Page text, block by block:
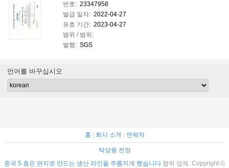
번호: 23347958
발급 일자: 2022-04-27
유효 기간: 2023-04-27
범위 / 범위:
발행: SGS
언어를 바꾸십시오
홈 회사 소개 연락처
탁상용 전망
중국 5 층은 판지로 만드는 생산 라인을 주름지게 했습니다 협력 업체. Copyright ©